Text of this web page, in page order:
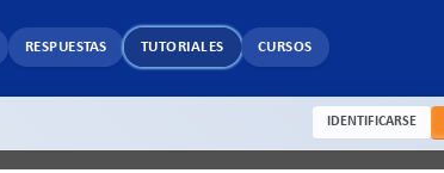
RESPUESTAS TUTORIALES CURSOS
IDENTIFICARSE